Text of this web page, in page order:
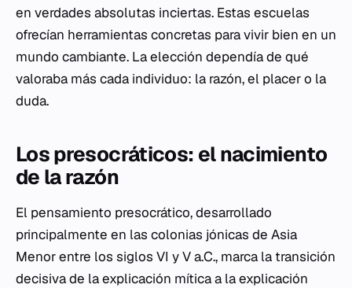
en verdades absolutas inciertas. Estas escuelas
ofrecían herramientas concretas para vivir bien en un
mundo cambiante. La elección dependía de qué
valoraba más cada individuo: la razón, el placer o la
duda.
Los presocráticos: el nacimiento
de la razón
El pensamiento presocrático, desarrollado
principalmente en las colonias jónicas de Asia
Menor entre los siglos VI y V a.C., marca la transición
decisiva de la explicación mítica a la explicación